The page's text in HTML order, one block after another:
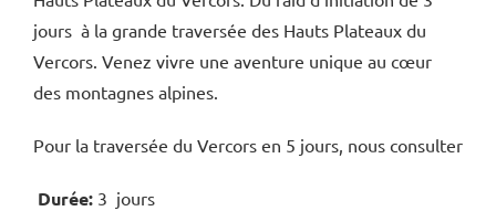
jours à la grande traversée des Hauts Plateaux du
Vercors. Venez vivre une aventure unique au cœur
des montagnes alpines.
Pour la traversée du Vercors en 5 jours, nous consulter
Durée: 3 jours